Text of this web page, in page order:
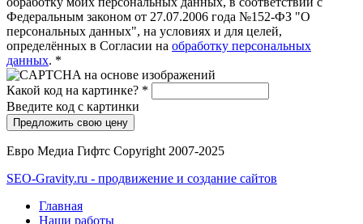
Федеральным законом от 27.07.2006 года №152-ФЗ "О
персональных данных", на условиях и для целей,
определённых в Согласии на обработку персональных
данных. *
Какой код на картинке? *
Введите код с картинки
Евро Медиа Гифтс Copyright 2007-2025
SEO-Gravity.ru - продвижение и создание сайтов
Главная
Наши работы